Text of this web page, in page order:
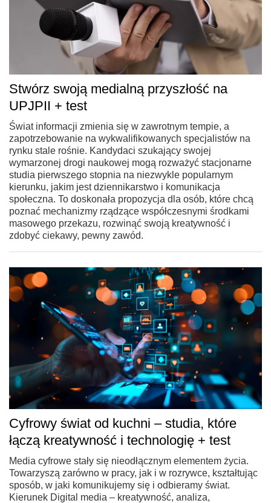
Stwórz swoją medialną przyszłość na
UPJPII + test
Świat informacji zmienia się w zawrotnym tempie, a
zapotrzebowanie na wykwalifikowanych specjalistów na
rynku stale rośnie. Kandydaci szukający swojej
wymarzonej drogi naukowej mogą rozważyć stacjonarne
studia pierwszego stopnia na niezwykle popularnym
kierunku, jakim jest dziennikarstwo i komunikacja
społeczna. To doskonała propozycja dla osób, które chcą
poznać mechanizmy rządzące współczesnymi środkami
masowego przekazu, rozwinąć swoją kreatywność i
zdobyć ciekawy, pewny zawód.
Cyfrowy świat od kuchni – studia, które
łączą kreatywność i technologię + test
Media cyfrowe stały się nieodłącznym elementem życia.
Towarzyszą zarówno w pracy, jak i w rozrywce, kształtując
sposób, w jaki komunikujemy się i odbieramy świat.
Kierunek Digital media – kreatywność, analiza,